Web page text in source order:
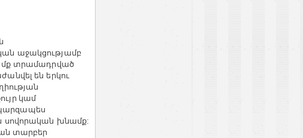
աջակցությամբ
տրամադրված
են երկու
կամ
սովորական խնամք:
տարբեր